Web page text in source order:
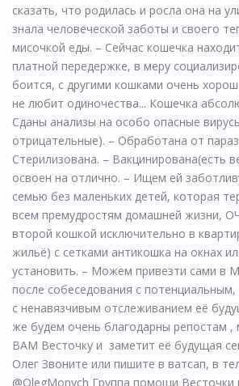
сказать, что родилась и росла она на
знала человеческой заботы и своего
мисочкой еды. – Сейчас кошечка
платной передержке, в меру
боится, с другими кошками очень
не любит одиночества... Кошечка
Сданы анализы на особо опасные
отрицательные). – Обработана от
Стерилизована. – Вакцинирована(есть
освоен на отлично. – Ищем ей
семью без маленьких детей, которая
всем премудростям домашней жизни,
второй кошкой исключительно в
жильё) с сетками антикошка на окнах
установить. – Можем привезти сами в
после собеседования с
с ненавязчивым отслеживанием её
же будем очень благодарны репостам
ВАМ Весточку и заметит её будущая
Олег Звоните или пишите в ватсап, в
@OlegMonych Группа помощи